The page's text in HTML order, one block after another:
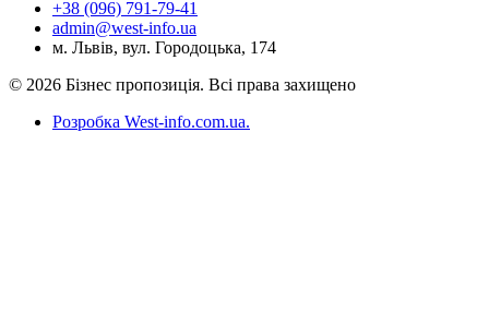
+38 (096) 791-79-41
admin@west-info.ua
м. Львів, вул. Городоцька, 174
© 2026 Бізнес пропозиція. Всі права захищено
Розробка West-info.com.ua.